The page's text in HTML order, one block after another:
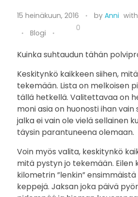
M
n
ä
h
ä
n
s
e
15 heinäkuun, 2016 by Anni with
Blogi
0
Kuinka suhtaudun tähän
Keskitynkö kaikkeen siihen,
tekemään. Lista on melkoisen
tällä hetkellä. Valitettavaa on
moni asia on huonosti ihan
jalka ei vain ole vielä sellainen
täysin parantuneena olemaan.
Voin myös valita, keskitynkö
mitä pystyn jo tekemään. Eilen
kilometrin ”lenkin”
keppejä. Jaksan joka päivä